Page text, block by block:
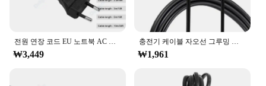
전원 연장 코드 EU 노트북 AC 케이블, IEC C7 전원 케이블, 라디오 스피커 TCL 애플 LG TV 소니 PS용, 0.5m, 1m, 1.5m, 3m, 5m, 10m
₩3,449
충전기 케이블 자오선 그루밍 전기 면도기 트리머, 교체 충전 케이블, 전원 코드 공급 어댑터 호환
₩1,961